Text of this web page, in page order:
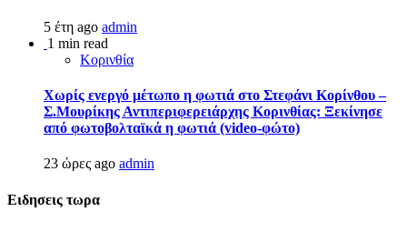
5 έτη ago admin
1 min read
Κορινθία
Χωρίς ενεργό μέτωπο η φωτιά στο Στεφάνι Κορίνθου –
Σ.Μουρίκης Αντιπεριφερειάρχης Κορινθίας: Ξεκίνησε
από φωτοβολταϊκά η φωτιά (video-φώτο)
23 ώρες ago admin
Ειδησεις τωρα